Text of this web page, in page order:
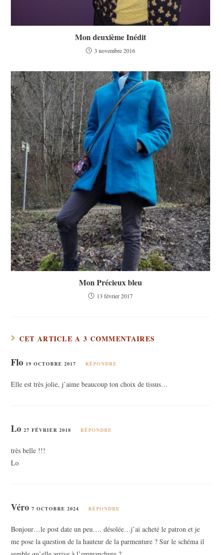
Mon deuxième Inédit
3 novembre 2016
Mon Précieux bleu
13 février 2017
CET ARTICLE A 3 COMMENTAIRES
Flo 19 OCTOBRE 2017 RÉPONDRE
Elle est très jolie, j’aime beaucoup ton choix de tissus…
Lo27 FÉVRIER 2018 RÉPONDRE
très belle !!!
Lo
Véro7 OCTOBRE 2024 RÉPONDRE
Bonjour…le post date un peu…. désolée…j’ai acheté le patron et je
me pose la question de la hauteur de la parmenture ? Sur le schéma il